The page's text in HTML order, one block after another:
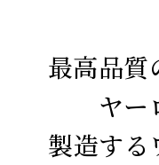
最高品質
ヤー
製造する